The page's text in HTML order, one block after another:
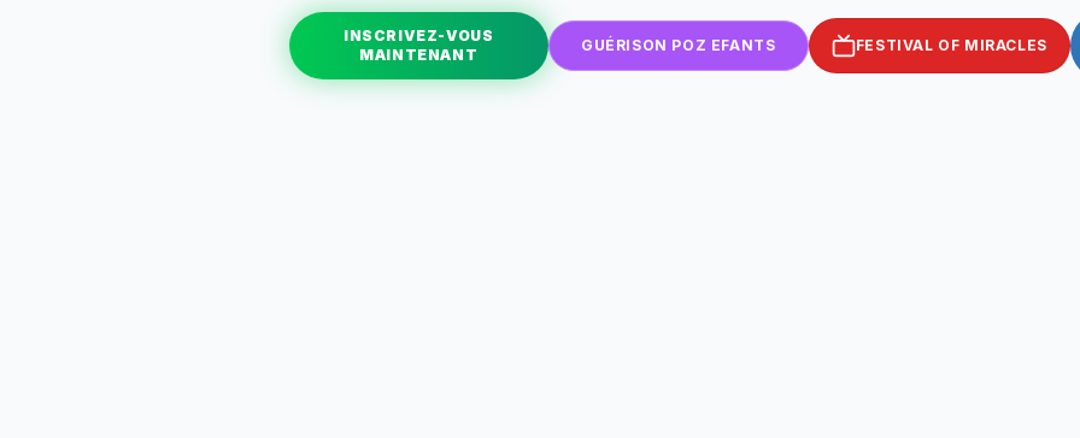
INSCRIVEZ-VOUS
MAINTENANT
GUÉRISON POZ EFANTS FESTIVAL OF MIRACLES